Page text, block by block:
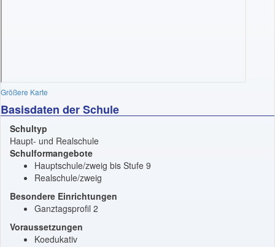
Größere Karte
Basisdaten der Schule
Schultyp
Haupt- und Realschule
Schulformangebote
Hauptschule/zweig bis Stufe 9
Realschule/zweig
Besondere Einrichtungen
Ganztagsprofil 2
Voraussetzungen
Koedukativ